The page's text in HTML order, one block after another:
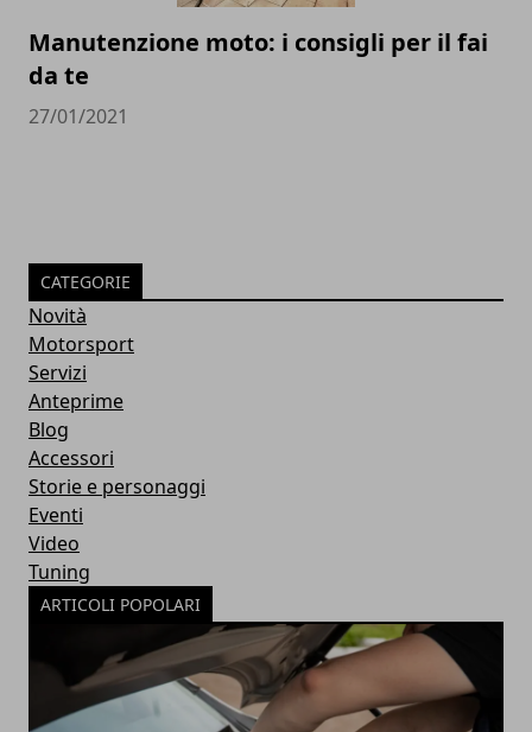
Manutenzione moto: i consigli per il fai
da te
27/01/2021
CATEGORIE
Novità
Motorsport
Servizi
Anteprime
Blog
Accessori
Storie e personaggi
Eventi
Video
Tuning
ARTICOLI POPOLARI